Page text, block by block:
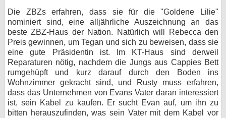
Die ZBZs erfahren, dass sie für die "Goldene Lilie"
nominiert sind, eine alljährliche Auszeichnung an das
beste ZBZ-Haus der Nation. Natürlich will Rebecca den
Preis gewinnen, um Tegan und sich zu beweisen, dass sie
eine gute Präsidentin ist. Im KT-Haus sind derweil
Reparaturen nötig, nachdem die Jungs aus Cappies Bett
rumgehüpft und kurz darauf durch den Boden ins
Wohnzimmer gekracht sind, und Rusty muss erfahren,
dass das Unternehmen von Evans Vater daran interessiert
ist, sein Kabel zu kaufen. Er sucht Evan auf, um ihn zu
bitten herauszufinden, was sein Vater mit dem Kabel vor
bei X
bei Facebook
Kontakt
Nutzungsbedingungen
Datenschutz